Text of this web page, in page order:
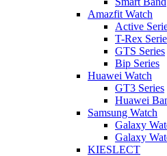
Amazfit Watch
Active
T-Rex
GTS Series
Bip Series
Huawei Watch
GT3 Series
Huawei
Samsung Watch
Galaxy
Galaxy
KIESLECT